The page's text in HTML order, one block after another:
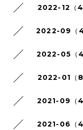
2022-12（
2022-09（
2022-05（
2022-01（
2021-09（
2021-06（